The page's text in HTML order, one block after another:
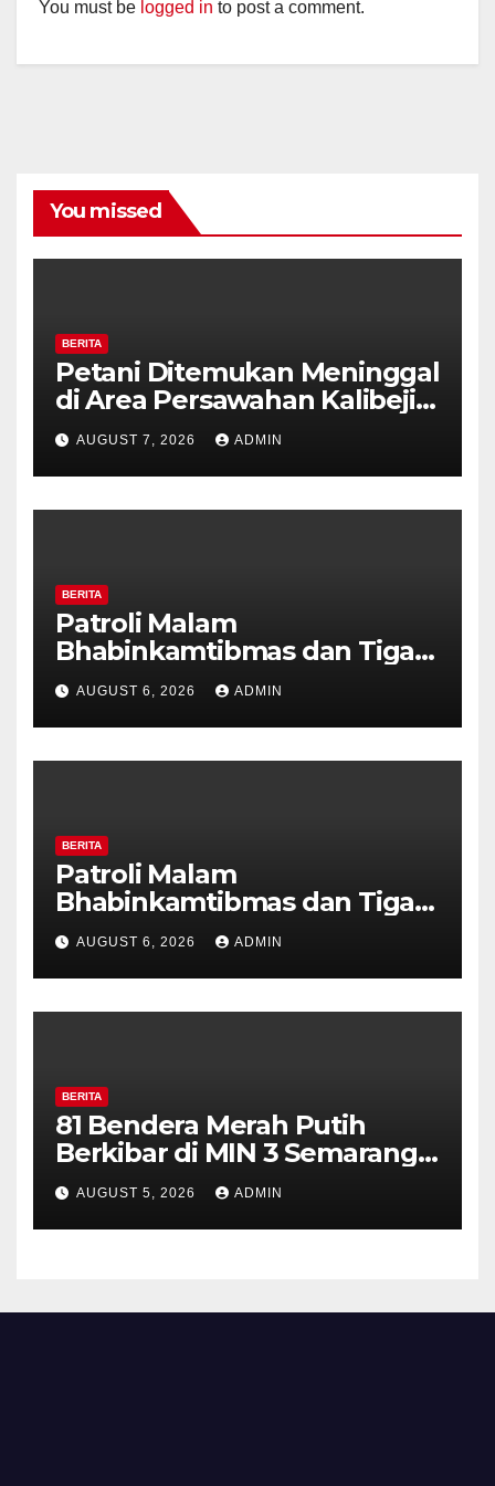
You must be logged in to post a comment.
You missed
BERITA
Petani Ditemukan Meninggal
di Area Persawahan Kalibeji,
Polisi Pastikan Tidak Ada
Tanda Kekerasan
AUGUST 7, 2026 ADMIN
BERITA
Patroli Malam
Bhabinkamtibmas dan Tiga
Pilar Kelurahan Ungaran
Perkuat Kamtibmas, Warga
Diajak Aktifkan Ronda
AUGUST 6, 2026 ADMIN
BERITA
Patroli Malam
Bhabinkamtibmas dan Tiga
Pilar Kelurahan Ungaran
Perkuat Kamtibmas, Warga
Diajak Aktifkan Ronda
AUGUST 6, 2026 ADMIN
BERITA
81 Bendera Merah Putih
Berkibar di MIN 3 Semarang,
Bhabinkamtibmas Desa
Timpik Hadiri Peringatan
HUT ke-81 Kemerdekaan RI
AUGUST 5, 2026 ADMIN